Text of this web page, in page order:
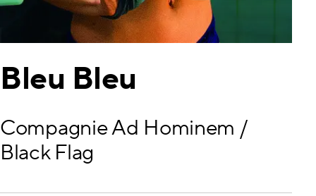
Bleu Bleu
Compagnie Ad Hominem /
Black Flag